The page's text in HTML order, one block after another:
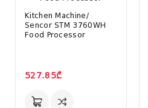
Kitchen Machine/
Sencor STM 3760WH
Food Processor
527.85₾